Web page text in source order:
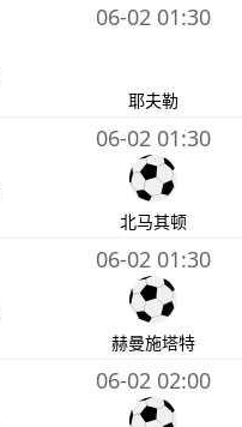
06-02 01:30
耶夫勒
06-02 01:30
北马其顿
06-02 01:30
赫曼施塔特
06-02 02:00